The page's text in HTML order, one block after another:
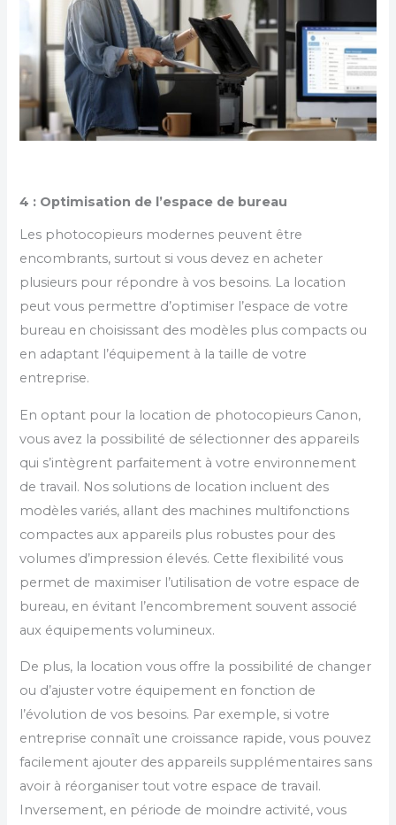
4 : Optimisation de l’espace de bureau
Les photocopieurs modernes peuvent être
encombrants, surtout si vous devez en acheter
plusieurs pour répondre à vos besoins. La location
peut vous permettre d’optimiser l’espace de votre
bureau en choisissant des modèles plus compacts ou
en adaptant l’équipement à la taille de votre
entreprise.
En optant pour la location de photocopieurs Canon,
vous avez la possibilité de sélectionner des appareils
qui s’intègrent parfaitement à votre environnement
de travail. Nos solutions de location incluent des
modèles variés, allant des machines multifonctions
compactes aux appareils plus robustes pour des
volumes d’impression élevés. Cette flexibilité vous
permet de maximiser l’utilisation de votre espace de
bureau, en évitant l’encombrement souvent associé
aux équipements volumineux.
De plus, la location vous offre la possibilité de changer
ou d’ajuster votre équipement en fonction de
l’évolution de vos besoins. Par exemple, si votre
entreprise connaît une croissance rapide, vous pouvez
facilement ajouter des appareils supplémentaires sans
avoir à réorganiser tout votre espace de travail.
Inversement, en période de moindre activité, vous